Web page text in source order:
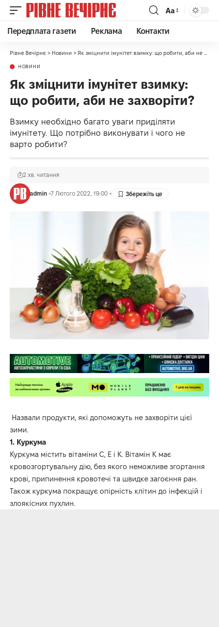
Аа
Передплата газети Реклама Контакти
Рівне Вечірнє > Новини > Як зміцнити імунітет взимку: що робити, аби не захворіти?
НОВИНИ
Як зміцнити імунітет взимку:
що робити, аби не захворіти?
Взимку необхідно багато уваги приділяти
імунітету. Що потрібно виконувати і чого не
варто робити?
admin 7 Лютого 2022, 19:00
2 хв. читання
Назвали продукти, які допоможуть не захворіти цієї
зими.
1. Куркума
Куркума містить вітаміни С, Е і К. Вітамін К має
кровозгортувальну дію, без якого неможливе згортання
крові, припинення кровотечі та швидке загоєння ран.
Також куркума покращує опірність клітин до інфекцій і
злоякісних пухлин.